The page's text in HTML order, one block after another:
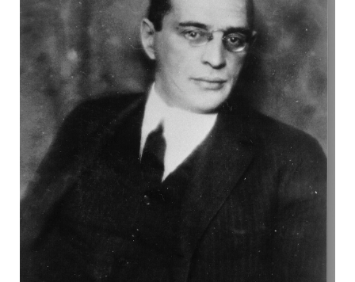
WINEGG Realitäten
ZEHA Real Estate
Media
Pressekontakt